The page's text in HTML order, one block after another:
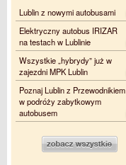
Lublin z nowymi autobusami
Elektryczny autobus IRIZAR
na testach w Lublinie
Wszystkie „hybrydy” już w
zajezdni MPK Lublin
Poznaj Lublin z Przewodnikiem
w podróży zabytkowym
autobusem